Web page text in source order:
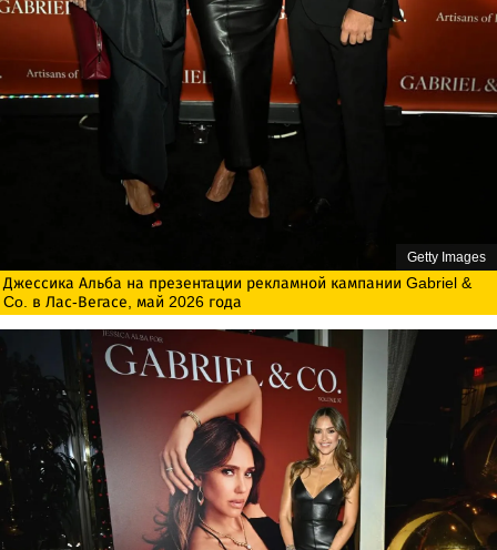
Getty Images
Джессика Альба на презентации рекламной кампании Gabriel &
Co. в Лас-Вегасе, май 2026 года